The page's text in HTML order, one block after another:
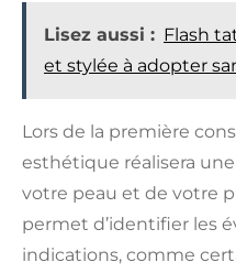
Lisez aussi : Flash
et stylée à adopter
Lors de la première
esthétique réalisera
votre peau et de votre
permet d’identifier les
indications, comme